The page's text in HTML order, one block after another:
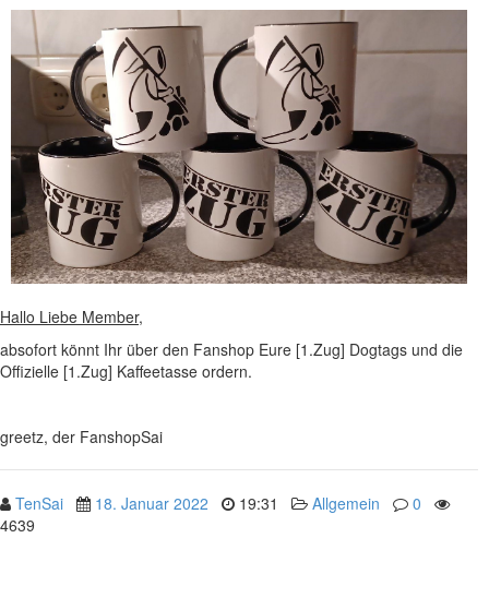
Hallo Liebe Member,
absofort könnt Ihr über den Fanshop Eure [1.Zug] Dogtags und die
Offizielle [1.Zug] Kaffeetasse ordern.
greetz, der FanshopSai
TenSai 18. Januar 2022 19:31 Allgemein
0
4639